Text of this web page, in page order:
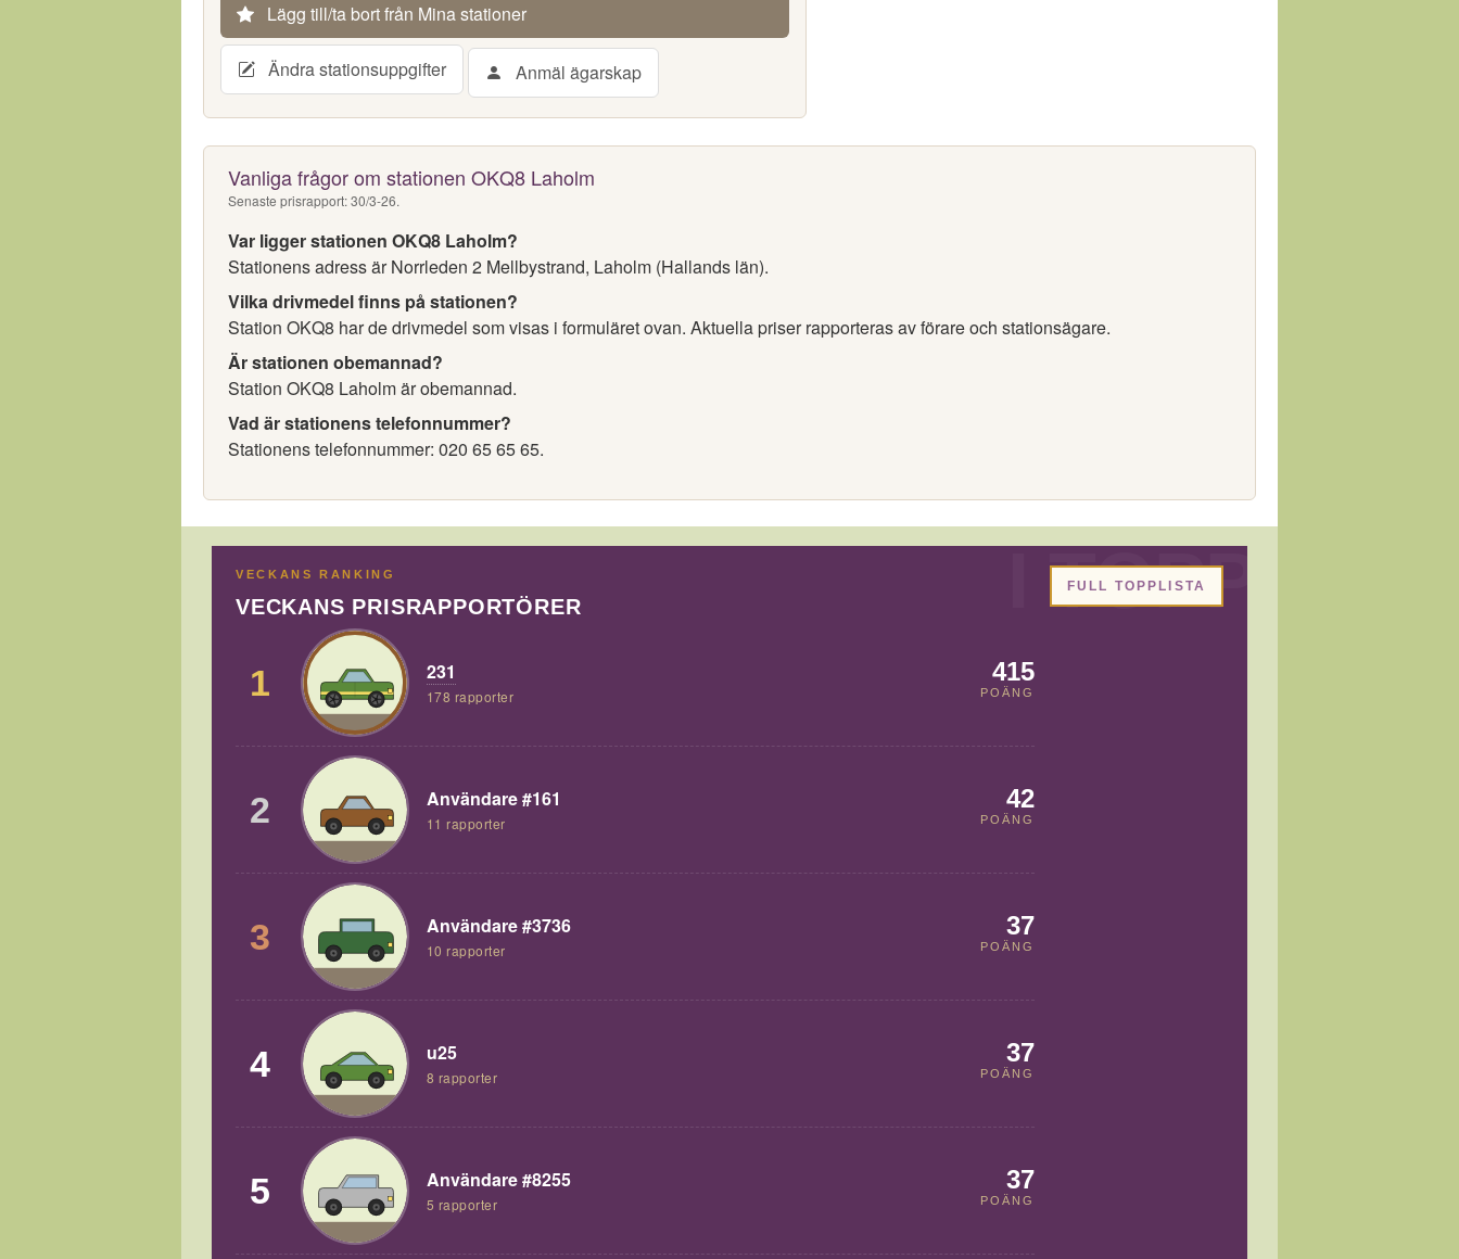
Lägg till/ta bort från Mina stationer
Ändra stationsuppgifter Anmäl ägarskap
Vanliga frågor om stationen OKQ8 Laholm
Senaste prisrapport: 30/3-26.
Var ligger stationen OKQ8 Laholm?
Stationens adress är Norrleden 2 Mellbystrand, Laholm (Hallands län).
Vilka drivmedel finns på stationen?
Station OKQ8 har de drivmedel som visas i formuläret ovan. Aktuella priser rapporteras av förare och stationsägare.
Är stationen obemannad?
Station OKQ8 Laholm är obemannad.
Vad är stationens telefonnummer?
Stationens telefonnummer: 020 65 65 65.
VECKANS RANKING
VECKANS PRISRAPPORTÖRER
1 231
178 rapporter
415
POÄNG
2 Användare #161
11 rapporter
42
POÄNG
3 Användare #3736
10 rapporter
37
POÄNG
4 u25
8 rapporter
37
POÄNG
5 Användare #8255
5 rapporter
37
POÄNG
FULL TOPPLISTA